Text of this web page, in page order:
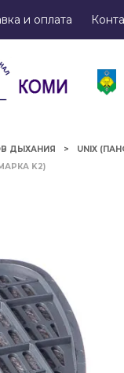
и оплата
ДЫХАНИЯ UNIX
K2)